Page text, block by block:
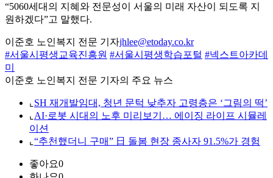
“5060세대의 지혜와 전문성이 서울의 미래 자산이 되도록 지
원하겠다”고 말했다.
이준호 노인복지 전문 기자jhlee@etoday.co.kr
#서울시평생교육진흥원 #서울시평생학습포털 #넥스트아카데
미
이준호 노인복지 전문 기자의 주요 뉴스
⌞ SH 재개발임대, 청년 문턱 낮추자 고령층은 ‘그림의 떡’
⌞ AI·로봇 시대의 노후 미리보기… 에이징 라이프 시뮬레
이션
⌞ “추천했더니 구매” 日 돌봄 현장 종사자 91.5%가 경험
좋아요0